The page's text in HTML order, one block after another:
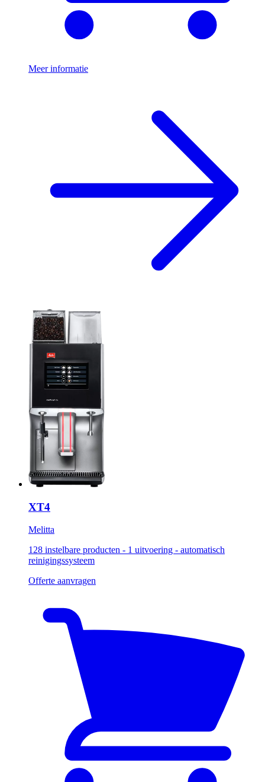
Meer informatie
XT4
Melitta
128 instelbare producten - 1 uitvoering - automatisch
reinigingssysteem
Offerte aanvragen